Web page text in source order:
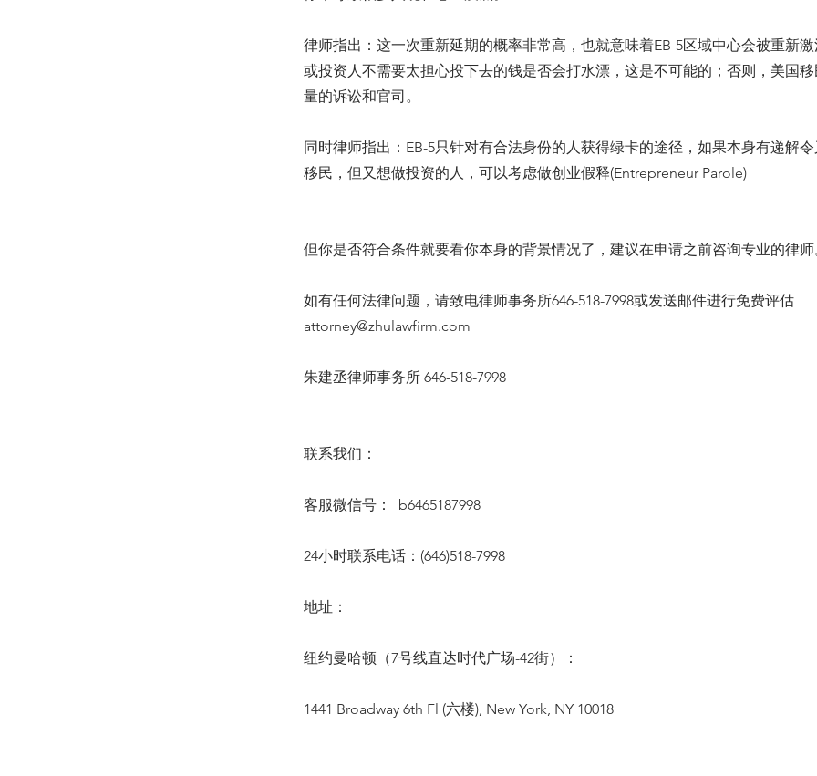
律师指出：这一次重新延期的概率非常高，也就意味着EB-5区域中心会被重新
或投资人不需要太担心投下去的钱是否会打水漂，这是不可能的；否则，美国
量的诉讼和官司。
同时律师指出：EB-5只针对有合法身份的人获得绿卡的途径，如果本身有递解
移民，但又想做投资的人，可以考虑做创业假释(Entrepreneur Parole)
但你是否符合条件就要看你本身的背景情况了，建议在申请之前咨询专业的律师
如有任何法律问题，请致电律师事务所646-518-7998或发送邮件进行免费评估
attorney@zhulawfirm.com
朱建丞律师事务所 646-518-7998
联系我们：
客服微信号： b6465187998
24小时联系电话：(646)518-7998
地址：
纽约曼哈顿（7号线直达时代广场-42街）：
1441 Broadway 6th Fl (六楼), New York, NY 10018